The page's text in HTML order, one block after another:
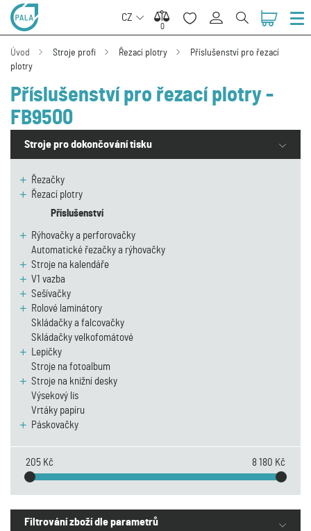
CZ
0
0
Úvod Stroje profi Řezací plotry
Příslušenství pro řezací
plotry
Příslušenství pro řezací plotry -
FB9500
Stroje pro dokončování tisku
Řezačky
Řezací plotry
Příslušenství
Rýhovačky a perforovačky
Automatické řezačky a rýhovačky
Stroje na kalendáře
V1 vazba
Sešívačky
Rolové laminátory
Skládačky a falcovačky
Skládačky velkofomátové
Lepičky
Stroje na fotoalbum
Stroje na knižní desky
Výsekový lis
Vrtáky papíru
Páskovačky
205 Kč 8 180 Kč
Filtrování zboží dle parametrů